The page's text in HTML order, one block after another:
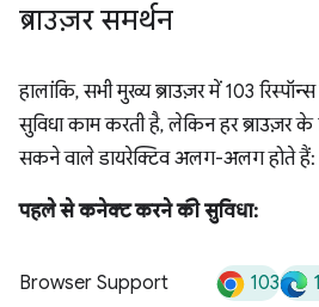
ब्राउज़र समर्थन
हालांकि, सभी मुख्य ब्राउज़र में 103
सुविधा काम करती है, लेकिन हर ब्राउज़र के
सकने वाले डायरेक्टिव अलग-अलग होते हैं:
पहले से कनेक्ट करने की सुविधा:
Browser Support 103